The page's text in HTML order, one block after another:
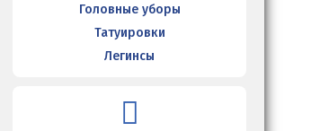
Головные уборы
Татуировки
Легинсы